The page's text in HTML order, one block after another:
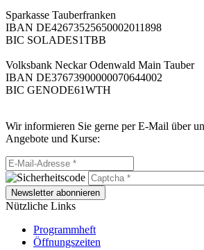
Sparkasse Tauberfranken
IBAN DE42673525650002011898
BIC SOLADES1TBB
Volksbank Neckar Odenwald Main Tauber
IBAN DE37673900000070644002
BIC GENODE61WTH
Wir informieren Sie gerne per E-Mail über
Angebote und Kurse:
Newsletter abonnieren
Nützliche Links
Programmheft
Öffnungszeiten